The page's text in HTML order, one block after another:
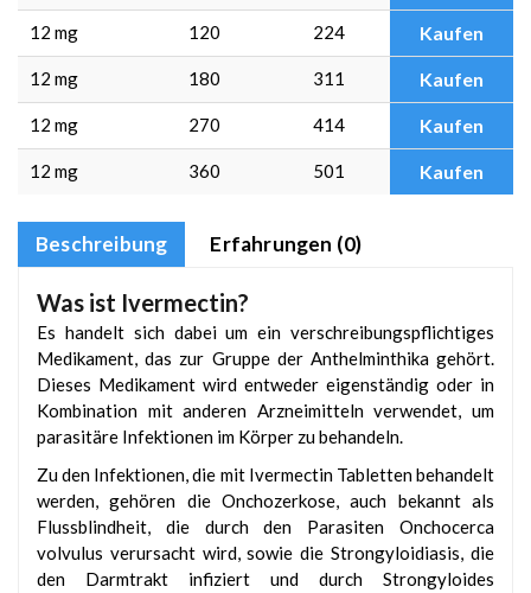
12 mg 120 224 Kaufen
12 mg 180 311 Kaufen
12 mg 270 414 Kaufen
12 mg 360 501 Kaufen
Beschreibung Erfahrungen (0)
Was ist Ivermectin?
Es handelt sich dabei um ein verschreibungspflichtiges
Medikament, das zur Gruppe der Anthelminthika gehört.
Dieses Medikament wird entweder eigenständig oder in
Kombination mit anderen Arzneimitteln verwendet, um
parasitäre Infektionen im Körper zu behandeln.
Zu den Infektionen, die mit Ivermectin Tabletten behandelt
werden, gehören die Onchozerkose, auch bekannt als
Flussblindheit, die durch den Parasiten Onchocerca
volvulus verursacht wird, sowie die Strongyloidiasis, die
den Darmtrakt infiziert und durch Strongyloides